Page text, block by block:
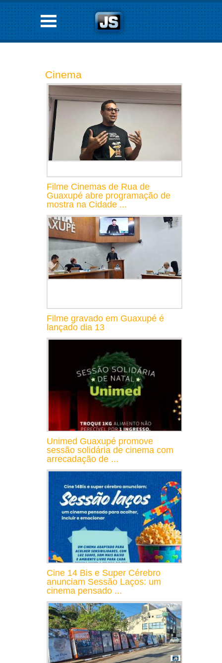
Cinema
Filme Cinemas de Rua de
Guaxupé abre programação de
mostra na Cidade ...
Filme gravado em Guaxupé é
lançado dia 13
Unimed Guaxupé promove
sessão solidária de cinema com
arrecadação de ...
Cine 14 Bis e Super Cérebro
anunciam Sessão Laços: um
cinema pensado ...